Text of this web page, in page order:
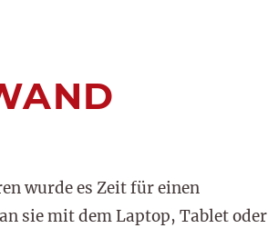
wurde es Zeit für einen
sie mit dem Laptop, Tablet oder